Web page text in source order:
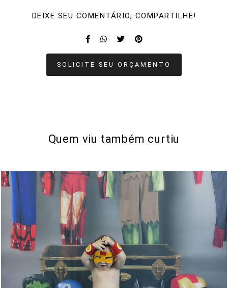
DEIXE SEU COMENTÁRIO, COMPARTILHE!
SOLICITE SEU ORÇAMENTO
Quem viu também curtiu
7